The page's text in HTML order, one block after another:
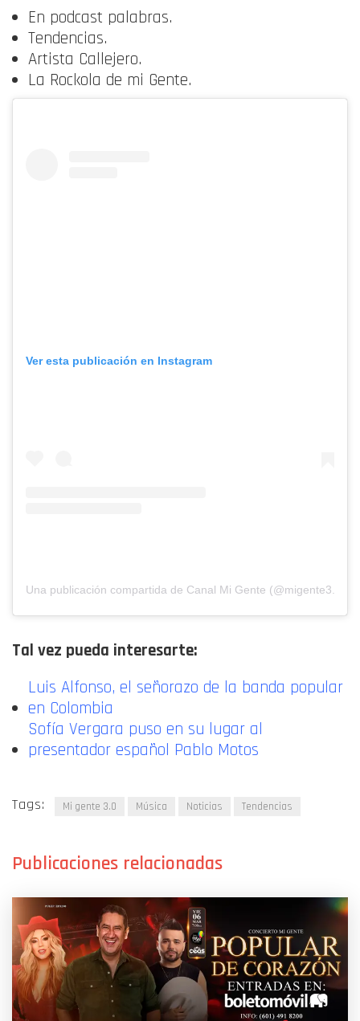
En podcast palabras.
Tendencias.
Artista Callejero.
La Rockola de mi Gente.
Ver esta publicación en Instagram
Una publicación compartida de Canal Mi Gente (@migente3.0)
Tal vez pueda interesarte:
Luis Alfonso, el señorazo de la banda popular
en Colombia
Sofía Vergara puso en su lugar al
presentador español Pablo Motos
Tags: Mi gente 3.0 Música Noticias Tendencias